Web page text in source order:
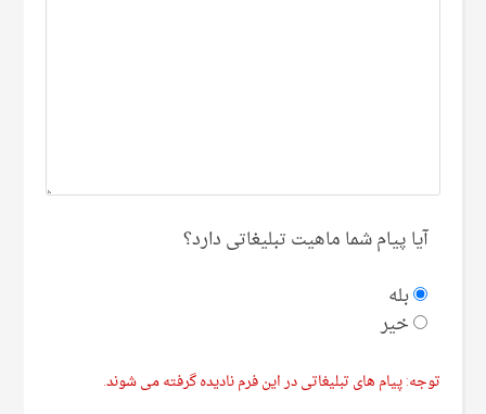
آیا پیام شما ماهیت تبلیغاتی دارد؟
بله
خیر
توجه: پیام های تبلیغاتی در این فرم نادیده گرفته می شوند.